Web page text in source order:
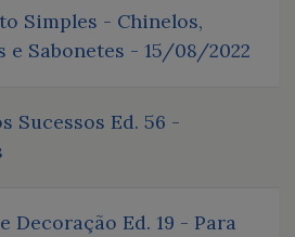
Simples - Chinelos,
e Sabonetes - 15/08/2022
Sucessos Ed. 56 -
Decoração Ed. 19 - Para